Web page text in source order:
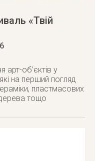
«Твій
об’єктів у
на перший погляд
пластмасових
тощо